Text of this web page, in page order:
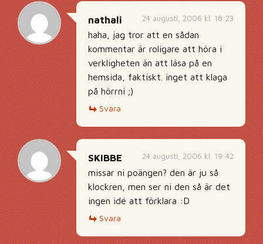
24 augusti, 2006 kl. 18:23
nathali
haha, jag tror att en sådan
kommentar är roligare att höra i
verkligheten än att läsa på en
hemsida, faktiskt. inget att klaga
på hörrni ;)
Svara
24 augusti, 2006 kl. 19:42
SKIBBE
missar ni poängen? den är ju så
klockren, men ser ni den så är det
ingen idé att förklara :D
Svara